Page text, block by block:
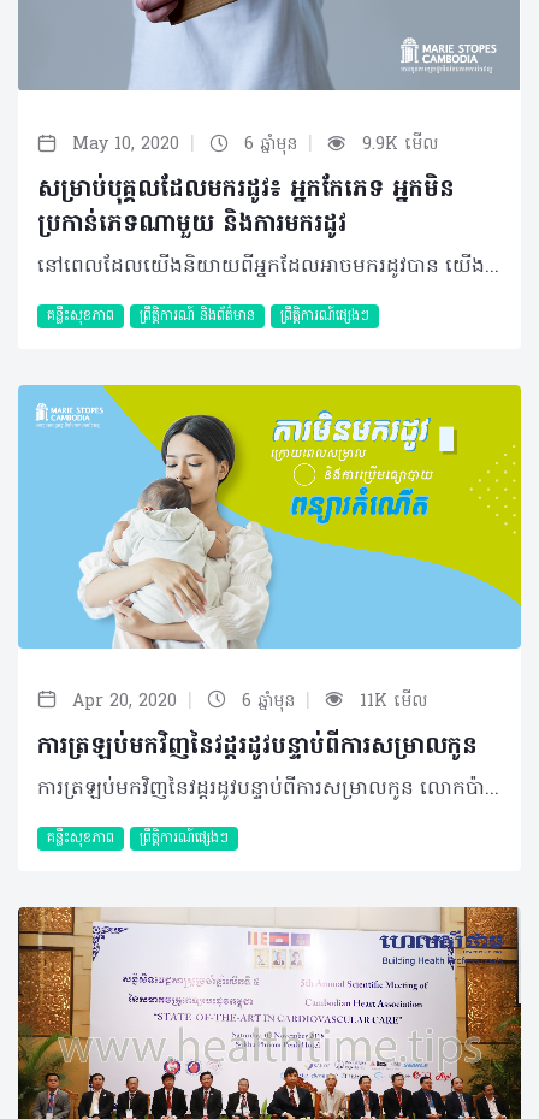
May 10, 2020 | 6 ឆ្នាំមុន | 9.9K មើល
សម្រាប់បុគ្គលដែលមករដូវ៖ អ្នកកែភេទ អ្នកមិន
ប្រកាន់ភេទណាមួយ និងការមករដូវ
នៅពេលដែលយើងនិយាយពីអ្នកដែលអាចមករដូវបាន យើងតែងតែគិតដល់អ្នកដែលមានអត្តសញ្ញាណភេទជាមនុស្សស្រី ហើយមានរូបរាងជាមនុស្សស្រី។ ទោះបីជានេះជាការគិតដោយមិនដឹងខ្លួនក៏ដោយ តែវាបានឆ្លុះបញ្ចាំងពីកង្វះខាតចំណេះដឹងទៅលើបញ្ហាការមករដូវរបស់អ្នកដែលមិនប្រកាន់អត្តសញ្ញាណថាជាស្រ្តី ឬ អ្នកដែលមិនប្រកាន់ភេទច្បាស់លាស់។ កង្វះខាតនៃការយល់ដឹងជុំវិញបញ្ហានេះ និង​ការរើសអើងនៃអ្នកកែភេទ និង​បុគ្គលដែលមិនប្រកាន់ភេទណាមួយដែលគាត់មករដូវដែរនោះ បង្កជាផលវិបាកអវិជ្ជមានទៅលើការរស់នៅប្រចាំថ្ងៃរបស់ពួកគាត់ ដែលប៉ះពាល់ទៅលើអនាម័យនៃការមករដូវ សុខភាពផ្លូវចិត្ត និង ផាសុកភាពនៃរាងកាយរបស់គាត់។ ការបើកការជជែកពិភាក្សាដែលយើងកំពុងតែសំដៅទៅលើ គឺការខ្វះខាតនៃផលិតផលអនាម័យសុខភាពប្រដាប់បន្តពូជដែលមិនរើសភេទនៅលើទីផ្សារ (gender-neutral products ) និងការមាក់ងាយពីសង្គមជុំវិញបញ្ហាមករដូវផ្ទាល់ ជាពិសេសនៅក្នុងប្រទេសដែលមិនសូវមានការអប់រំពាក់ព័ន្ធទៅនឹងសហគមន៍ LGBTQ+ ដូចប្រទេសកម្ពុជា។ ដោយសារតែកង្វះខាតព័ត៌មាន និង ឯកសារស្រាវជ្រាវអំពីប្រធានបទនេះនៅក្នុងប្រទេសកម្ពុជា យើងបានសុំជំនួយពីអ្នកដែលនៅក្នុងសហគមន៍ LGBTQ+ ក្នុងស្រុកផ្ទាល់​តែម្តង។ សម្រាប់អត្ថបទប្លុកលើកនេះ យើងបានធ្វើការសម្ភាសន៍ ជាមួយនឹងលោក Bee Mike ដែលជាអ្នកលេងឧបរករណ៍តន្រ្តី ហ្គីតាបាស ប្រចាំក្រុមប្រគុំតន្រ្តីមួយនៅ​ក្នុងប្រទេសកម្ពុជា។ លោកនឹងឆ្លើយទៅនឹងសំនួរ ដោយប្រើប្រាស់បទពិសោធន៍របស់ខ្លួនលោកផ្ទាល់ក្នុងនាមជាអ្នកកែភេទនៅប្រទេសកម្ពុជា។ ផលលំបាកនៃការមករដូវក្នុងនាមជាអ្នកកែភេទ និង មិនប្រកាន់ភេទណាមួយ «និយាយទៅបើសិនជានិយាយថាឲ្យដឹងតាំងពីពេលណា គឺតាំងពីតូចមកចូលចិត្តស្លៀកខោអាវប្រុស» បើតាមសម្តីរបស់ Mike។ នៅពេលដែលគាត់ត្រូវបានសួរពាក់ព័ន្ធពីឧបសគ្គឬការលំបាករបស់គាត់ដែលបានធំធាត់ឡើងមកក្នុងនាមជាអ្នកកែភេទ ដែលមករដូវនោះ Mike បានឆ្លើយថា លោកតែងតែមានភាពខ្មាសអៀនខ្លាំងណាស់នៅពេលដែលនិយាយអំពីការមករដូវម្តងៗ។ «និយាយទៅតាំងពីក្មេងមកគឺឲ្យតែមានអាហ្នឹង គឺតែងតែមានអារម្មណ៍ប្លែកៗហើយអៀន ហើយអត់សូវបញ្ចេញអាការៈនឹងឲ្យគេឃើញទេ សូម្បីតែទៅទិញសំឡីខ្លួនឯងក៏អត់ហ៊ានដែរ»។ Mike ក៏បានបញ្ជាក់ផងដែរថា លោកមិនសូវមានបញ្ហាអ្វីជាមួយនឹងចំណេះដឹងថែទាំខ្លួននៅពេលមករដូវនោះទេ ពីព្រោះលោកទម្លាប់ជាមួយនឹងការមករដូវតាំងពីមុនពេលដែលគាត់ដឹង ១០០ ភាគរយថាខ្លួនជាមនុស្សប្រុស។ យ៉ាងណាមិញ លោកបាននិយាយផងដែរថា នេះគឺគ្រាន់តែជាបទពិសោធន៍របស់លោកផ្ទាល់ទេ ចំពោះអ្នក​ដែលជាអ្នកកែភេទផ្សេងលោកមិនអាចតាំងខ្លួនជាតំណាងឲ្យបទពិសោធន៍ពួកគេទាំងអស់គ្នាបាននោះទេ។ ប៉ុន្តែគាត់ចាំថាគាត់មានអារម្មណ៍ភ័យខ្លាចដែរនៅពេលដែលមករដូវជាលើកដំបូង ព្រោះមិនដឹងថាវាគ្រាន់តែជាដំណើរការធម្មជាតិនោះទេ។ លោកបាននិយាយដោយហួសចិត្តអំពីការសួរសំនួរពីមនុស្សជុំវិញខ្លួនអំពីរូបរាង និងភេទរបស់លោកតាំងពីនៅក្មេងមកម្ល៉េះ។ «ពេលដំបូងៗ នៅពេលដែលលឺសំនួរចឹងៗមានអារម្មណ៍ថាអន់ចិត្តនឹងខ្លួនឯង រហូតចង់ចូលដល់ជម្ងឺ depression មិនមែនចង់ depression ទេ គឺ depression ហ្មង ដោយសារតែ ទី​១ គាត់រើសអើងខ្លាំងពេក និយាយទៅសំនួរបែបនឹងគឺគ្រប់ទីកន្លែង តែម្តង គឺថាគាត់អត់យល់ទេ សូម្បីតែអ៊ុំយើងក៏គាត់សួរយើងចឹងដែរថា ម៉េចបានយើងចូលចិត្តតែងខ្លួនជាប្រុសចឹង និយាយទៅសំនួរពេញក្បាលតែម្តង»។ ការស្រាវជ្រាវបានបង្ហាញថាអ្នកដែលកែភេទ ប្រឈមមុខនឹងការមានភាពអាម៉ាស់នឹងខ្លួនឯង និងអសមភាពនៅក្នុងសង្គម ក៏ដូចជាភាពខ្វះខាតជាច្រើននៅពេលដែលពួកគេត្រូវគ្រប់គ្រងលើការមករដូវរបស់ខ្លួន។ មូលហេតុមួយគឺអ្នកកែភេទពីស្រីទៅប្រុស ដែលមានអត្តសញ្ញាណជាភេទប្រុស បានប្រកាន់ភ្ជាប់ជាមួយនឹងផ្នត់គំនិតមួយចំនួនដែលបុរសជាច្រើននៅក្នុងសង្គមប្រកាន់ខ្ជាប់ ហើយអាចមើលឃើញការមករដូវជាអ្វីមួយដែលធ្វើឲ្យពួកគេទន់ខ្សោយ ឬអន់ជាងបុរសដទៃ។ ហេតុនេះហើយ បានជាអ្នកកែភេទខ្លះមានភាពអាម៉ាសទៅនឹងការមករដូវ។ ការមិនទទួលស្គាល់ការមករដូវនេះមិនមែនជាកំហុសរបស់ពួកគាត់នោះឡើយ ប៉ុន្តែវាជាចំនុចចង្អុលបង្ហាញពីគំនិតដែលចាត់ទុកការមករដូវគឺជារបស់កខ្វក់ ហើយបន្ទាបតម្លៃរបស់មនុស្សម្នាក់។ នេះគឺជាជំនឿមួយដែលត្រូវបានគេជឿតាំងពីយូរលង់ណាស់មកហើយ ហើយវាត្រូវបានបន្តមានឥទ្ធិពលនៅក្នុងសង្គមដែលប្រកាន់ផ្នត់គំនិតបិតាធិបតេយ្យ។ បើនិយាយអំពីបទពិសោធន៍របស់លោកជាមួយនឹងបុគ្គលិកសុខាភិបាលវិញ Mike បាននិយាយថា លោកមិនដែលបានទៅគ្លីនិកណាមួយដើម្បីពិនិត្យមើលសុខភាពបន្តពូជរបស់លោកនោះទេ ប៉ុន្តែលោកធ្លាប់បានយកម្តាយរបស់លោកទៅ ហើយបានមានអារម្មណ៍ថាលោកមិនអាចទទួលយកការពិនិត្យរាងកាយបែបនោះបាននោះទេ។ ប៉ុន្តែលោកធ្លាប់មានបទពិសោធន៍ខ្លះៗនៅពេលដែលទៅគ្លីនិកពិនិត្យជម្ងឺទូទៅ ហើយមានអារម្មណ៍មិនល្អនៅពេលដែលគេនិយាយពីរូបរាងរបស់លោក និង​ ភេទរបស់លោកផងដែរ។ «បងទៅតែពេទ្យពិនិត្យសុខភាពធម្មតាដូចជាក្អក ផ្តាសាយអីចឹង ហើយភាគច្រើន ពួកគាត់នៅតែសួរតែ ស្មានតែប្រុសតាមពិតស្រីសោះ ពាក្យនេះអាចសាមញ្ញចំពោះគាត់ ប៉ុន្តែវាប៉ះពាល់ដល់អារម្មណ៍យើង»។ អ្នកផ្តល់សេវាសុខភាព និង​ សង្គមទាំងមូលដើរតួរយ៉ាងសំខាន់ក្នុងការលុបបំបាត់ការរើសអើងទៅលើអ្នកដែលកែភេទហើយមករដូវ។ អ្វីដែលគួរឲ្យសោកស្តាយគឺ នេះឯងជាចំនុចបញ្ហា ព្រោះអ្នកផ្តល់សេវាសុខភាពត្រូវបានគេរកឃើញថាមានភាពខ្វះខាត និង មានភាពលំអៀងនៅពេលដែលផ្តល់ការព្រឹក្សាដល់អ្នកដែលកែភេទ។ ការស្រង់មតិមួយនៅសហរដ្ឋអាមេរិកនៅឆ្នាំ ២០១៥ ក្នុងចំណោមវេជ្ជបណ្ឌិតផ្នែកសម្ភព និង រោគស្រ្តី បានបង្ហាញថា ៨០​ ភាគរយ ក្នុងចំណោមពួកគេមិនបានទទួលការហ្វឹកហាត់ទាក់ទងទៅនឹងការផ្តល់សេវាសុខភាពដល់អ្នកកែភេទនោះទេ ហើយមានតែ ២៩ ភាគរយតែប៉ុណ្ណោះដែលមានអារម្មណ៍មិនល្អនៅពេលផ្តល់សេវាកម្មថែទាំសុខភាពដល់អ្នកកែភេទ។ ដោយសារតែភាពភ័យខ្លាចទៅលើអ្នកផ្តល់សេវាសុខភាពដែលរើសអើងទៅលើអ្នកកែភេទ ហើយនិង​ការស្អប់ខ្ពើមការមករដូវផងនោះ អ្នកកែភេទមិនងាយនឹងស្វែងរកសេវាថែទាំសុខភាពនោះទេ​នៅពេលដែលពួកគេជួបបញ្ហាពាក់ព័ន្ធទៅនឹងការមករដូវ ដូចជាការអត់រដូវ និង​ការដុះស្រទាប់រដូវនៅកន្លែងមិនប្រក្រតីជាដើម ដែលអាចមានមូលហេតុប៉ះពាល់សុខភាពធ្ងន់ធ្ងរ។ ការធ្វើឲ្យការមករដូវនៃអ្នកកែភេទទៅជារឿងធម្មតា ដូចនេះ តើក្នុងនាមយើងជាបុគ្គលម្នាក់ក្នុងសង្គមអាចជួយអ្វីបានខ្លះ? តាមពិតការចាប់ផ្តើមដំបូងគឺមិនស្មុគស្មាញនោះទេ​ ហើយវិធីនោះគឺការលើកទឹកចិត្តឲ្យអ្នកកែភេទ និង អ្នកដែលមិនប្រកាន់ភេទណាមួយចូលរួមការពិភាក្សាស្តីពីការមករដូវ។ ដើម្បីសង្កត់ថាមិនមែនមានតែស្ត្រីភេទតែប៉ុណ្ណោះដែលអាចមករដូវបាន ហើយក្នុងគោលដៅរកដំណោះស្រាយដែលផ្តល់ផាសុកភាពចំពោះមនុស្សទាំងអស់ដែលមករដូវ។ នេះអាចរួមបញ្ចូលទាំងវគ្គបណ្តុះបណ្តាលអ្នកផ្តល់សេវាថែទាំសុខភាពដែលមិនមានការរើសអើងអ្នកកែភេទ និងការដាក់ផលិតផលអនាម័យនៅក្នុងបន្ទប់ទឹកទាំងប្រុស និងស្រី។ ហើយអ្វីដែលសំខាន់ជាងគេនោះ គឺការលុបបំបាត់គំនិតដែលខុសឆ្គងពាក់ព័ន្ធទៅនឹងការមករដូវ។ នេះមិនមែនជាការងាយទេ ហើយវាត្រូវការការដាក់កម្មវិធីសិក្សានៅតាមសាលាអំពីសុខភាពបន្តពូជ និង សហគមន៍ LGBTQ+។ លោកបានបន្តថា៖ «បើទោះបីជាពួកបងស្រលាញ់ស្រីមែនប៉ុន្តែរូបរាងខាងក្រៅ ប្រព័ន្ធគ្រឿងក្នុងយើងក៏នៅតែជាមនុស្សស្រីចឹង។​ ចឹងធម្មតាធម្មជាតិបង្កើតមកឲ្យមនុស្សស្រីមានមករដូវ គឺយើងនៅតែមកដែរ ដូចម៉ាស៊ីនចឹង គេ set មកយ៉ាងម៉េចគឺយើងចេញមកចឹង។ ប៉ុន្តែពួកយើងខុសពីម៉ាស៊ីនដោយសារយើងនៅមានអារម្មណ៍ទៀត។ យើងមានអារម្មណ៍ យើងមានបេះដូង យើងមានគំនិត អ៊ីចឹងការគិតរបស់ពួកបងខុសគ្នាពីមនុស្សស្រីធម្មតាគឺខាងក្នុងចិត្ត ការគិត អារម្មណ៍»។ ផលិតផលអនាម័យសម្រាប់ការមករដូវដែលមិនប្រកាន់ភេទកំពុងតែត្រូវបានគេលក់នៅប្រទេសមួយចំនួននៅជុំវិញពិភពលោក។ ផលិតផលដូចជា Thinx និង Always កំពុងតែរួមបញ្ចូលតម្រូវការរបស់អ្នកកែភេទ​ និង អ្នកមិនប្រកាន់ភេទណាមួយ ដោយបង្កើតផលិតផលដែលអ្នកណាក៏អាចប្រើប្រាស់បានយ៉ាងងាយស្រួល។ យ៉ាងណាមិញ គ្រាន់តែកែប្រែផលិតផលនឹងមិនអាចជួយបានច្រើននោះទេប្រសិនបើយើងមិនព្យាយាមអស់ពីសមត្ថភាពក្នុងការអប់រំប្រជាជនទូទៅអំពីអនាម័យការមករដូវ និង ការគិតខុសពាក់ព័ន្ធទៅនឹងអ្នកដែលអាចមករដូវ តើការមករដូវមានន័យថាដូចម្តេច ហើយហេតុអីបានជាអនាម័យសុខភាពរដូវគឺជាសិទ្ធិមនុស្ស។ សម្រាប់ Mike វិញ ក្តីសង្ឃឹមរបស់លោកគឺសាមញ្ញនោះទេ។ «បើតាមមតិរបស់បងផ្ទាល់គឺអត់មានអីច្រើនក្រៅពីឲ្យពួកគាត់បើកចិត្តព្រមទទួលយកនោះទេ»។ គ្លីនិកម៉ារីស្តូបលើកទឹកចិត្តឲ្យមនុស្សគ្រប់អត្តសញ្ញាណភេទទាំងអស់មកទទួលសេវាថែទាំសុខភាពផ្លូវភេទដោយមិនមានភាពអាម៉ាស់ និង ប្រកបដោយទំនុកចិត្ត។ ឯកសារយោង៖ Chrisler, J. C., Gorman, J. A., Manion, J., Murgo, M., Barney, A., Adams-Clark, A., … Mcgrath, M. (2016). Queer periods: attitudes toward and experiences with menstruation in the masculine of centre and transgender community. Culture, Health & Sexuality, 18(11), 1238–1250. doi: 10.1080/13691058.2016.1182645 ACLU News & Commentary. (2019, December 17). Retrieved March 27, 2020, from https://www.aclu.org/news/lgbt-rights/menstruation-related-discrimination-is-sex-discrimination-we-dont-need-to-erase-trans-or-non-binary-people-to-make-that-point/ សម្រាប់ព័ត៌មានទាក់ទងនឹងការមករដូវ សុខភាពបន្តពូជ និង វិធីសាស្រ្តពន្យាកំណើត ប្រឹក្សាជាមួយ @MarieStopesKH តាមរយៈ៖ ✓ ផ្ញើសារតាមរយៈហ្វេសប៊ុគ ✓ រៀងរាល់ថ្ងៃចាប់ពីម៉ោង 7:00 ព្រឹក រហូតដល់ម៉ោង 5:00 ល្ងាច ✓ 012 999 002 ឬ 098 999 102 ✓ ផ្ញើសារតាមរយៈបណ្ដាញសង្គម LINE, Viber, WhatsApp, WeChat 093 24 08 23 ✓ www.mariestopes.org.kh/contactus
គន្លឹះសុខភាព ព្រឹត្តិការណ៍ និងព័ត៌មាន ព្រឹត្តិការណ៍ផ្សេងៗ
Apr 20, 2020 | 6 ឆ្នាំមុន | 11K មើល
ការត្រឡប់មកវិញនៃវដ្តរដូវបន្ទាប់ពីការសម្រាលកូន
ការត្រឡប់មកវិញនៃវដ្តរដូវបន្ទាប់ពីការសម្រាលកូន លោកប៉ា និងអ្នកម៉ាក់ថ្មីថ្មោងអាចមានការបារម្ភច្រើនជាងធម្មតាបន្តិចនៅពេលដែលនិយាយ ពីប្រធានបទអំពី”អ្នកម្តាយ និងគភ៌”។ មុនពេលសម្រាលលោកប៉ា អ្នកម៉ាក់រមែងតែងតែព្រួយបារម្ភថា តើកូនរបស់ពួកគាត់នឹងកើត មកគ្រប់ លក្ខណៈ ឬអត់ ហើយថាតើម្តាយ និងកូនមានសុវត្ថិភាព ឬយ៉ាងណា? រីឯក្រោយពេលដែលសម្រាលរួចរាល់វិញ ជាពិសេសអ្នកម្តាយតែម្តងតែងតែសួរសំនួរដូចជា៖ «ហេតុអីបានទឹកដោះខ្ញុំមិនសូវចេញ?» ឬ «ហេតុអី ទឹកដោះខ្ញុំមានរសជាតិប្លែក?» (សំនួរនេះពិតជាធ្លាប់មានគេសួរមែនទេ?) ហើយសំនួរមួយទៀតដែលពេញ និយមដែរនោះគឺ៖ ហេតុអ្វីបានជាសម្រាលកូនហើយនៅតែមិនមានរដូវទៀត? ដូចនេះគ្លីនិក ម៉ារីស្តូបនឹងដោះស្រាយចម្ងល់មួយនេះជូនម៉ាក់ប៉ាទាំងអស់មិនថាថ្មី ឬចាស់នោះទេ។ អ្វីដែលអ្នកទាំងអស់គ្នាអាចមិននឹកស្មានដល់នោះ គឺបញ្ហាទាំងអស់នេះភាគច្រើនពាក់ព័ន្ធទៅនឹងបម្រែបម្រួលនៃ រាងកាយរបស់អ្នកម្តាយជាធម្មតានៅក្រោយពេលសម្រាលកូន ។ តើហេតុអ្វីបានជាខ្ញុំមិនមករដូវទៀតនៅក្រោយពេលសម្រាលកូនហើយ? ការមករដូវគឺជាព្រឹត្តិការណ៍មួយដែលបញ្ជាក់ថាអ្នកមានសមត្ថភាពក្នុងការមានកូនតាមរយៈបាតុភូតបញ្ចេញអូវ៉ុល​(ovulation) ឬ ស៊ុតរបស់ស្រ្តីនេះឯង។ នៅកំឡុងពេលដែលអ្នកម៉ាក់ពរពោះកូនរបស់អ្នកម៉ាក់ តាំងខ្លួននៅក្នុងថង់ដែលដុះចេញពីស្រទាប់ endometrium នៃស្បូន។ សុកដែលជាប់ទៅនឹងថង់ទារករមែង តែងតែបញ្ចេញ អរម៉ូនម្យ៉ាងហៅថា Progesterone ហើយអរម៉ូននេះឯងដែលទប់ស្កាត់បាតុភូតខ្ជាក់ចេញ នូវស៊ុត​ ឬអូវ៉ុល។ អ៊ីចឹងចុះពេលណាទៅទើបរដូវខ្ញុំត្រឡប់មកវិញ? ក្រោយពីសម្រាលកូនរួច អ្នកម៉ាក់ដែលសម្រេចចិត្តថាមិនបំបៅដោះកូននឹងមានរដូវវិញក្នុងកំឡុងពេល ៦ ទៅ​ ៨ សប្តាហ៍ក្រោយសម្រាល។ ប្រសិនបើជាអ្នកម៉ាក់បំបៅដោះកូន ពេលវេលានៃការមករដូវមានការយឺតយ៉ាវ គឺអាចរវាង ៣ ទៅ ៦ ឬ ៩ ខែ អាស្រ័យលើថាតើអ្នកម៉ាក់បំបៅដោះកូនបានទៀងទាត់ឬអត់។ អ្នកម្តាយមួយចំនួន ដែលបំបៅដោះកូនជាប់រហូត អាចនឹងមិនមានរដូវក្នុងកំឡុងពេលដែលបំបៅនោះតែម្តងហើយវានឹងមកវិញ ទៅពេលឈប់បំបៅ។ ជាធម្មតា ស្រ្តីដែលបំបៅដោះកូននឹងមករដូវយឺតជាងធម្មតា ដោយសារតែទឹកដោះភ្ញោចឲ្យខ្លួនប្រាណ បញ្ចេញ អរម៉ូនម្យ៉ាងហៅថា Prolactin។ Prolactin គឺជាអរម៉ូនម្យ៉ាងដែលមានភាពចាំបាច់ក្នុង ការផលិតទឹក ដោះម្តាយ ហើយវាក៏អាចទប់ស្កាត់អរម៉ូនដែលបង្កឲ្យមានការទម្លាក់ស៊ុតដែរ។ ដោយសារតែមិនមានអរម៉ូន ជម្រុញឲ្យមាន វដ្តរដូវ អ្នកម្តាយទាំងនោះត្រូវចាំពេលយូរបន្តិច។ តើនៅពេលដែលមានរដូវវិញមានការប៉ះពាល់ដល់ទឹកដោះដែរឬទេ? នៅពេលដែលរដូវរបស់អ្នកត្រឡប់មកវិញ អ្នកអាចចាប់អារម្មណ៍ថាមានបម្រែបម្រួលតិចតួចទាក់ទងនឹង ទឹកដោះ។ ឧទាហរណ៍៖ អ្នកអាចឃើញថាទឹកដោះរបស់អ្នកមកតិចជាងមុន ឬ ក៏ទារកមើលទៅហាក់បីដូចជា មិនសូវ មានចំណង់ក្នុងការបៅទឹកដោះ។ បម្រែបម្រួលនៃអរម៉ូនអាចធ្វើឲ្យទឹកដោះផ្លាស់ប្តូររសជាតិតិចតួច ឬ​ សណ្ឋាននៃទឹកដោះម្តាយ ប៉ុន្តែការប្រែប្រួលនេះតិចខ្លាំងណាស់ ហើយវាមិនបង្កជាផលអវិជ្ជមាន នោះទេ។ ហេតុអ្វីបានជាការមានកូនជាប់ៗគ្នាក្នុងរយៈពេលខ្លីមិនល្អចំពោះអ្នកម្តាយ និង ទារក? ទារកដែលត្រូវបានបង្កកំណើតក្នុងកំឡុងពេលតិចជាង ១២ខែបន្ទាប់ពីការសម្រាលចុងក្រោយរបស់ម្តាយរងនូវ ការកើនឡើងនៃហានិភ័យក្នុងការកើតមិនគ្រប់ខែ មានទម្ងន់តិចជាងទារកធម្មតា បាត់បង់ជីវិតនៅក្នុងផ្ទៃ និង ការស្លាប់ក្រោយពេលសម្រាល។ ហេតុដូច្នេះហើយ លោកឪពុកអ្នកម្តាយគួរតែរងចាំយ៉ាងហោចណាស់ក៏​ ១២ ខែដែរ សឹមយកកូនមួយទៀត។ តែនេះមិនមែនមានន័យថាហាមឃាត់មិនឲ្យរួមភេទនោះទេ។ អ្វីដែលអ្នកគួរធ្វើគឺការប្រើប្រាស់វិធីសាស្រ្តពន្យាកំណើត ឲ្យបានត្រឹមត្រូវ និងឆាប់រហ័ស។ នេះសំដៅទៅលើស្រ្តីដែលទើបតែធ្វើការរំលូតកូន ឬ រលូតកូនផងដែរ។ សូមចំណាំថា៖ទោះបីអ្នកមិន​បានពរពោះ​ដល់សម្រាលក្តី ក៏អ្នកទៅតែអាចមានសមត្ថភាពក្នុងការពរពោះម្តងទៀតក្នុងអំឡុងពេលខ្លីបំផុតដែរ។ ដូចនេះ ការប្រើ​វិធីសាស្រ្ត​ពន្យារកំណើតភ្លាមៗបន្ទាប់ពីសម្រាល ឬការរំលូ តកូន នឹងអាចជួយ កាត់បន្ថយហានិភ័យជាច្រើន។ ម៉ារីស្តូបអើយ! តើអ្នកអាចជួយណែនាំវិធីសាស្រ្តពន្យារកំណើតដ៏សក្តិសមបំផុតបានទេ? ប្រាកដណាស់។ មនុស្សមួយចំនួនធមានគំនិតអវិជ្ជមានចំពោះការប្រើប្រាស់វិធីសាស្រ្តពន្យារកំណើតនៅពេលដែល សម្រាល កូនរួចភ្លាមៗ។ ចំពោះការលេបថ្នាំគ្រាប់ពន្យារកំណើតវិញ គឺមិនសូវបានណែនាំចំពោះស្រ្តីដែលទើបតែសម្រាលកូននោះទេ ជាពិសេសក្នុងកំឡុងពេល ២១​ថ្ងៃដំបូង។ នៅក្នុងកំឡុងពេល ២១ ថ្ងៃនោះ ស្រ្តីមានហានិភ័យច្រើនជាងធម្មតាក្នុងការមានជំងឺកំណកឈាម។ វិធីសាស្រ្តពន្យារកំណើតដែលល្អ ហើយមានសុវត្ថិភាពជាងគេនោះ គឺវិធីសាស្រ្តពន្យារកំណើតរយៈពេលវែង ដូចជា ការដាក់កងក្នុងស្បូន (IUD) និង ការដាក់កងក្រោមស្បែក (implant)។ អ្នកអាចប្រើប្រាស់វិធីសាស្រ្តទាំងពីរនេះក្រោយពេលសម្រាលកូនភ្លាមៗ ឬ ក្នុងកំឡុងពេលក្រោយសម្រាលកូន ២១​ថ្ងៃក៏បាន។ តែកុំឲ្យយឺតយ៉ាវជាងនេះឲ្យសោះណា៎។ ដូចនេះកុំបារម្ភអី រដូវរបស់អ្នកនឹងមកវិញដូចធម្មតា។ ហើយប្រសិនជាអ្នកចង់មានការពរពោះដោយមានសុវត្ថិភាព និង ទារកដែលមានសុខភាពល្អ វាមានអត្ថប្រយោជន៍ក្នុងការរងចាំដោយប្រើប្រាស់វិធីសាស្រ្តពន្យារកំណើតឲ្យបាន ត្រឹមត្រូវ។ ការអត់ធ្មត់គឺជាគុណធម៌គួរប្រកាន់ជាប់ខ្លួន (Patience is virtue)។ ឯកសារយោង៖ Jackson, E., & Glasier, A. (2011). Return of Ovulation and Menses in Postpartum Nonlactating Women. Obstetrics & Gynecology, 117(3), 657–662. doi: 10.1097/aog.0b013e31820ce18c Women's Health Care Physicians. (2018, February). Retrieved from https://www.acog.org/Patients/FAQs/Postpartum-Birth-Control?IsMobileSet=false FSRH Guidline: Contraception After Pregnancy (January 2017) សម្រាប់ព័ត៌មានបន្ថែមវិធីសាស្រ្តពន្យារកំណើតផ្សេងៗ​​​ ប្រឹក្សាជាមួយ @MarieStopesKH តាមរយៈ៖ ✓ ផ្ញើសារតាមរយៈហ្វេសប៊ុគ ✓ រៀងរាល់ថ្ងៃចាប់ពីម៉ោង 7:00 ព្រឹក រហូតដល់ម៉ោង 5:00 ល្ងាច ✓ 012 999 002 ឬ 098 999 102 ✓ ផ្ញើសារតាមរយៈបណ្ដាញសង្គម LINE, Viber, WhatsApp, WeChat 093 24 08 23 ✓ www.mariestopes.org.kh/contactus
គន្លឹះសុខភាព ព្រឹត្តិការណ៍ផ្សេងៗ